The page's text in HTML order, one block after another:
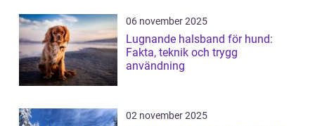
06 november 2025
Lugnande halsband för hund:
Fakta, teknik och trygg
användning
02 november 2025